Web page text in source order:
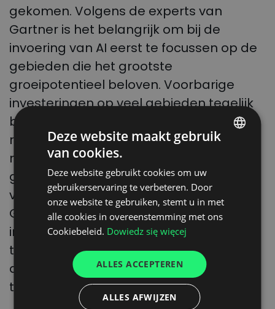
gekomen. Volgens de experts van
Gartner is het belangrijk om bij de
invoering van AI eerst te focussen op de
gebieden die het grootste
groeipotentieel beloven. Voorbarige
investeringen op veel gebieden tegelijk
brengen namelijk niet de verwachte
resultaten. Experts geloven ook dat het
nog minstens 10 jaar duurt voordat op AI
gebaseerde technologie volledig
volwassen is. Tegelijkertijd twijfelt
Gartner er niet aan dat kunstmatige
intelligentie in de toeleveringsketen de
toekomst van de logistiek is en een
dominante rol zal spelen bij de
transformatie van het hele systeem.
ENGLISH
UKRAINIAN
ITALIAN
Deze website maakt gebruik
van cookies.
Deze website gebruikt cookies om uw
gebruikerservaring te verbeteren. Door
onze website te gebruiken, stemt u in met
alle cookies in overeenstemming met ons
Cookiebeleid. Dowiedz się więcej
ALLES ACCEPTEREN
ALLES AFWIJZEN